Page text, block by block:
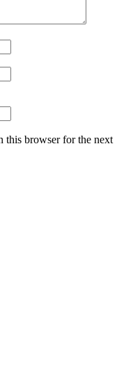
this browser for the next